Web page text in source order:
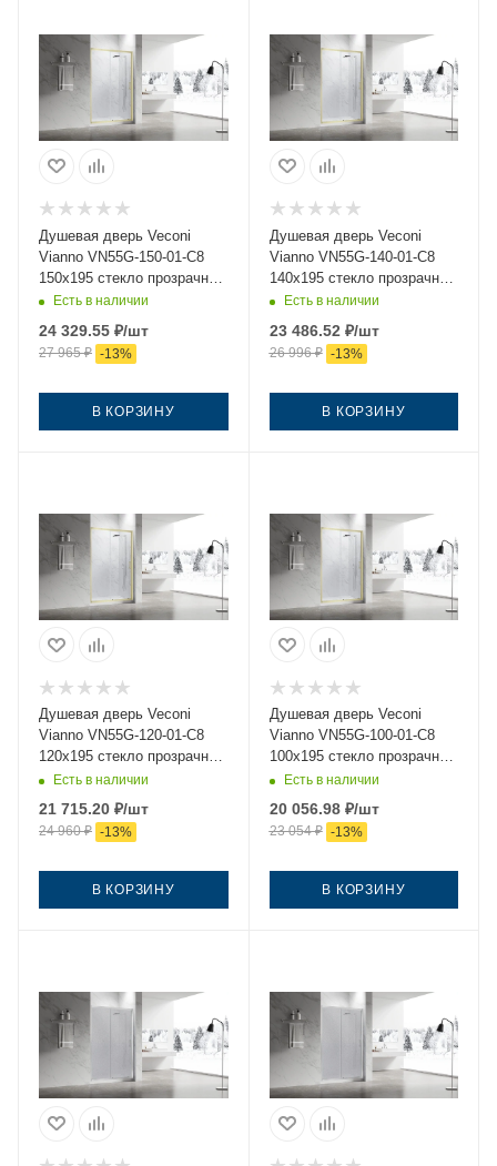
Душевая дверь Veconi
Vianno VN55G-150-01-C8
150х195 стекло прозрачное
профиль золото
Есть в наличии
24 329.55 ₽/шт
27 965₽ -13%
В КОРЗИНУ
Душевая дверь Veconi
Vianno VN55G-140-01-C8
140х195 стекло прозрачное
профиль золото
Есть в наличии
23 486.52 ₽/шт
26 996₽ -13%
В КОРЗИНУ
Душевая дверь Veconi
Vianno VN55G-120-01-C8
120х195 стекло прозрачное
профиль золото
Есть в наличии
21 715.20 ₽/шт
24 960₽ -13%
В КОРЗИНУ
Душевая дверь Veconi
Vianno VN55G-100-01-C8
100х195 стекло прозрачное
профиль золото
Есть в наличии
20 056.98₽/шт
23 054₽ -13%
В КОРЗИНУ